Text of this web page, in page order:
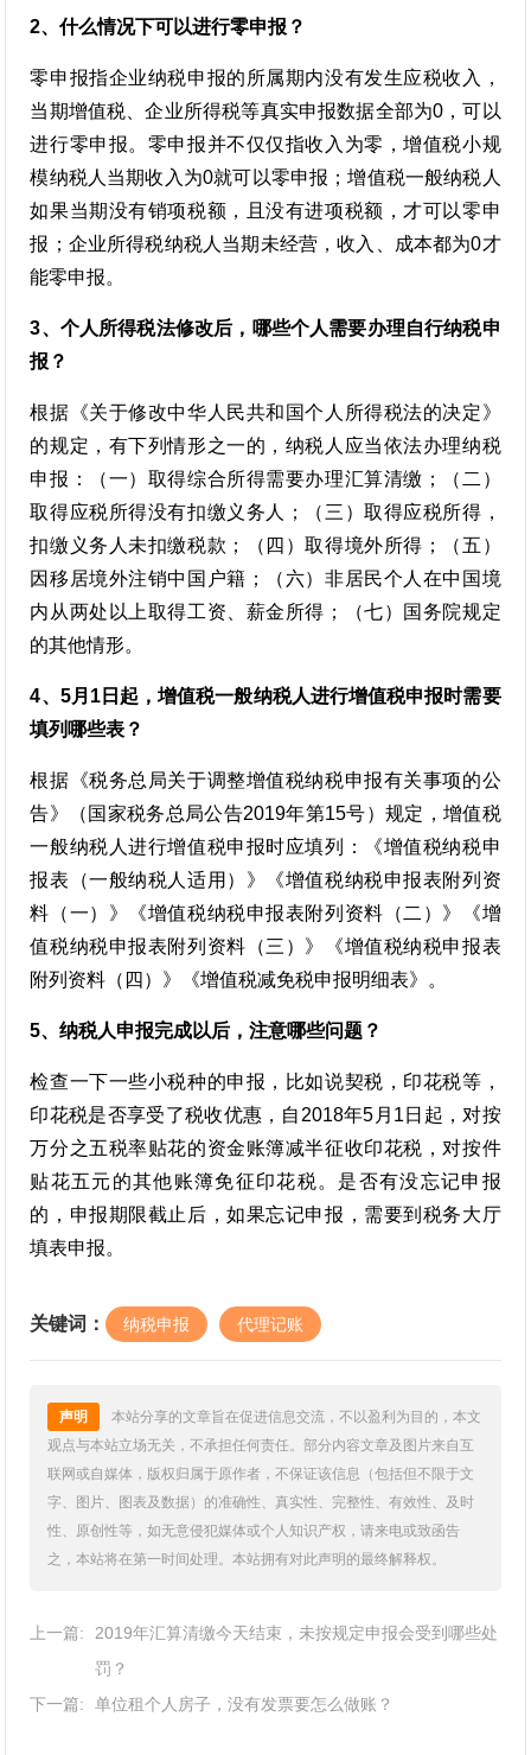
2、什么情况下可以进行零申报？
零申报指企业纳税申报的所属期内没有发生应税收入，
当期增值税、企业所得税等真实申报数据全部为0，可以
进行零申报。零申报并不仅仅指收入为零，增值税小规
模纳税人当期收入为0就可以零申报；增值税一般纳税人
如果当期没有销项税额，且没有进项税额，才可以零申
报；企业所得税纳税人当期未经营，收入、成本都为0才
能零申报。
3、个人所得税法修改后，哪些个人需要办理自行纳税申
报？
根据《关于修改中华人民共和国个人所得税法的决定》
的规定，有下列情形之一的，纳税人应当依法办理纳税
申报：（一）取得综合所得需要办理汇算清缴；（二）
取得应税所得没有扣缴义务人；（三）取得应税所得，
扣缴义务人未扣缴税款；（四）取得境外所得；（五）
因移居境外注销中国户籍；（六）非居民个人在中国境
内从两处以上取得工资、薪金所得；（七）国务院规定
的其他情形。
4、5月1日起，增值税一般纳税人进行增值税申报时需要
填列哪些表？
根据《税务总局关于调整增值税纳税申报有关事项的公
告》（国家税务总局公告2019年第15号）规定，增值税
一般纳税人进行增值税申报时应填列：《增值税纳税申
报表（一般纳税人适用）》《增值税纳税申报表附列资
料（一）》《增值税纳税申报表附列资料（二）》《增
值税纳税申报表附列资料（三）》《增值税纳税申报表
附列资料（四）》《增值税减免税申报明细表》。
5、纳税人申报完成以后，注意哪些问题？
检查一下一些小税种的申报，比如说契税，印花税等，
印花税是否享受了税收优惠，自2018年5月1日起，对按
万分之五税率贴花的资金账簿减半征收印花税，对按件
贴花五元的其他账簿免征印花税。是否有没忘记申报
的，申报期限截止后，如果忘记申报，需要到税务大厅
填表申报。
关键词： 纳税申报 代理记账
声明
本站分享的文章旨在促进信息交流，不以盈利为目的，本文
观点与本站立场无关，不承担任何责任。部分内容文章及图片来自互
联网或自媒体，版权归属于原作者，不保证该信息（包括但不限于文
字、图片、图表及数据）的准确性、真实性、完整性、有效性、及时
性、原创性等，如无意侵犯媒体或个人知识产权，请来电或致函告
之，本站将在第一时间处理。本站拥有对此声明的最终解释权。
上一篇:
2019年汇算清缴今天结束，未按规定申报会受到哪些处
罚？
下一篇:
单位租个人房子，没有发票要怎么做账？